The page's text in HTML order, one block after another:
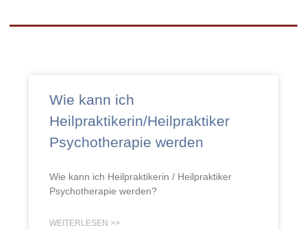
Wie kann ich
Heilpraktikerin/Heilpraktiker
Psychotherapie werden
Wie kann ich Heilpraktikerin / Heilpraktiker
Psychotherapie werden?
WEITERLESEN >>